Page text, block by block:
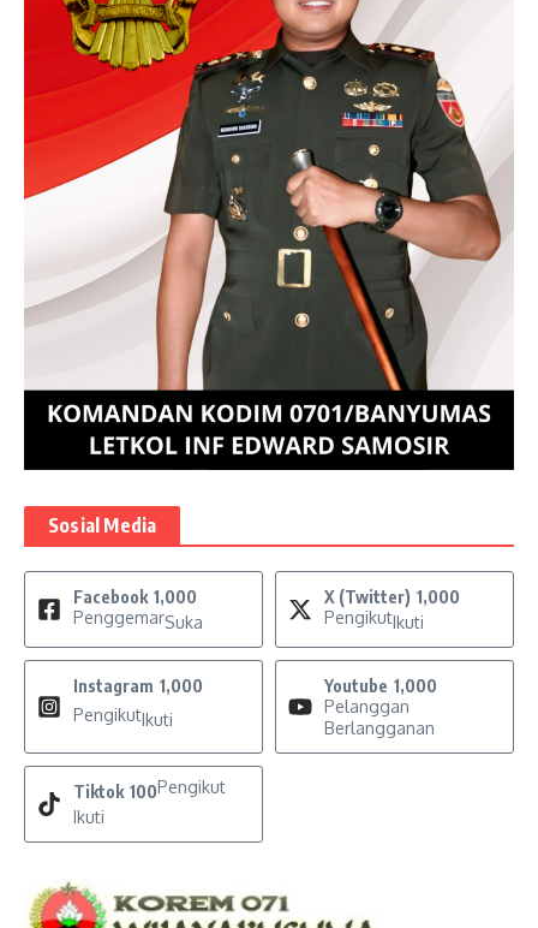
Sosial Media
Facebook 1,000
PenggemarSuka
X (Twitter) 1,000
PengikutIkuti
Instagram 1,000
PengikutIkuti
Youtube 1,000
Pelanggan
Berlangganan
Tiktok 100Pengikut
Ikuti